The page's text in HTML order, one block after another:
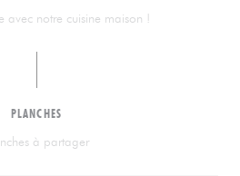
avec notre cuisine maison !
PLANCHES
à partager